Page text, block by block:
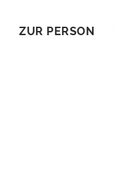
ZUR PERSON